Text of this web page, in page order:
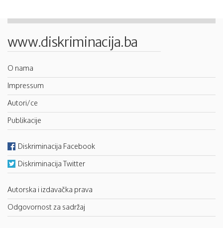
www.diskriminacija.ba
O nama
Impressum
Autori/ce
Publikacije
Diskriminacija Facebook
Diskriminacija Twitter
Autorska i izdavačka prava
Odgovornost za sadržaj